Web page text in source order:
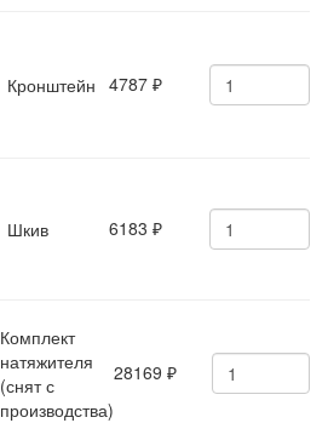
Кронштейн 4787 ₽
Шкив 6183 ₽
Комплект
натяжителя
(снят с
производства)
28169 ₽